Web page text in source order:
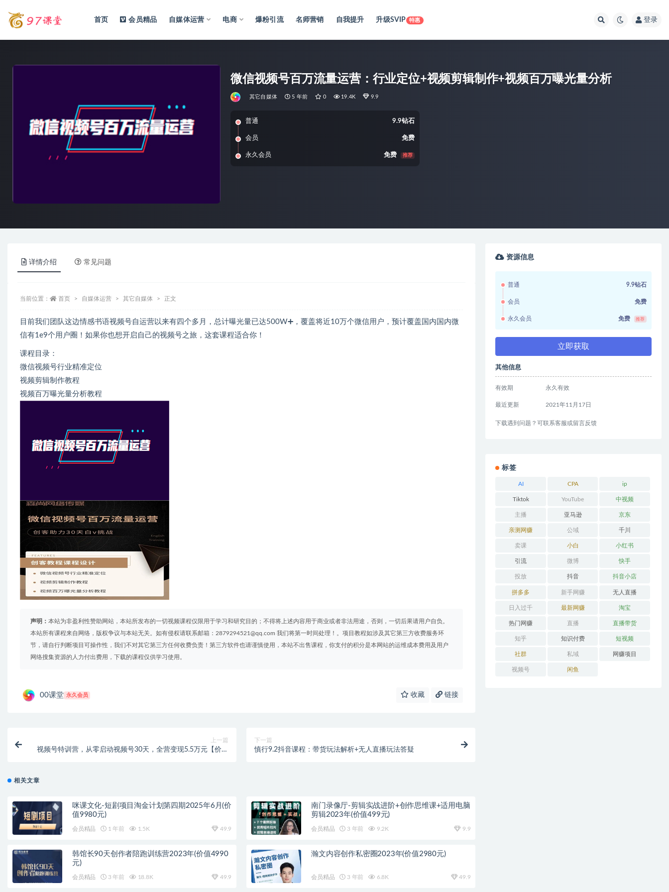
首页 会员精品 自媒体运营 电商 爆粉引流 名师营销 自我提升 升级SVIP 特惠 登录
微信视频号百万流量运营：行业定位+视频剪辑制作+视频百万曝光量分析
其它自媒体 5 年前 0 19.4K 9.9
普通 9.9钻石
会员 免费
永久会员 免费 推荐
详情介绍 常见问题
当前位置： 首页 自媒体运营 其它自媒体 正文
目前我们团队这边情感书语视频号自运营以来有四个多月，总计曝光量已达500W➕，覆盖将近10万个微信用户，预计覆盖国内国内微
信有1e9个用户圈！如果你也想开启自己的视频号之旅，这套课程适合你！
课程目录：
微信视频号行业精准定位
视频剪辑制作教程
视频百万曝光量分析教程
声明： 本站为非盈利性赞助网站，本站所发布的一切视频课程仅限用于学习和研究目的；不得将上述内容用于商业或者非法用途，否则，一切后果请用户自负。
本站所有课程来自网络，版权争议与本站无关。如有侵权请联系邮箱：2879294521@qq.com 我们将第一时间处理！。项目教程如涉及其它第三方收费服务环
节，请自行判断项目可操作性，我们不对其它第三方任何收费负责！第三方软件也请谨慎使用，本站不出售课程，你支付的积分是本网站的运维成本费用及用户
网络搜集资源的人力付出费用，下载的课程仅供学习使用。
00课堂 永久会员 收藏 链接
上一篇
视频号特训营，从零启动视频号30天，全营变现5.5万元【价值
下一篇
慎行9.2抖音课程：带货玩法解析+无人直播玩法答疑
相关文章
咪课文化-短剧项目淘金计划第四期2025年6月(价
值9980元)
会员精品 1 年前 1.5K 49.9
南门录像厅-剪辑实战进阶+创作思维课+适用电脑
剪辑2023年(价值499元)
会员精品 3 年前 9.2K 9.9
韩馆长90天创作者陪跑训练营2023年(价值4990
元)
会员精品 3 年前 18.8K 49.9
瀚文内容创作私密圈2023年(价值2980元)
会员精品 3 年前 6.8K 49.9
资源信息
普通 9.9钻石
会员 免费
永久会员 免费 推荐
立即获取
其他信息
有效期 永久有效
最近更新 2021年11月17日
下载遇到问题？可联系客服或留言反馈
标签
AI CPA ip
Tiktok YouTube 中视频
主播 亚马逊 京东
亲测网赚 公域 千川
卖课 小白 小红书
引流 微博 快手
投放 抖音 抖音小店
拼多多 新手网赚 无人直播
日入过千 最新网赚 淘宝
热门网赚 直播 直播带货
知乎 知识付费 短视频
社群 私域 网赚项目
视频号 闲鱼